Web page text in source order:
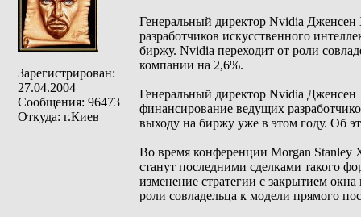
Зарегистрирован:
27.04.2004
Сообщения: 96473
Откуда: г.Киев
Генеральный директор Nvidia Дженсен
разработчиков искусственного
биржу. Nvidia переходит от роли
компании на 2,6%.
Генеральный директор Nvidia Дженсен
финансирование ведущих
выходу на биржу уже в этом году. Об
Во время конференции Morgan Stanley
станут последними сделками такого
изменение стратегии с закрытием
роли совладельца к модели прямого